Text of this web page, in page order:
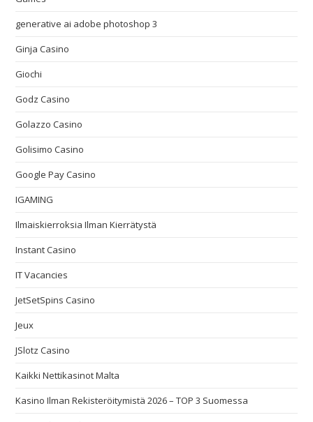
generative ai adobe photoshop 3
Ginja Casino
Giochi
Godz Casino
Golazzo Casino
Golisimo Casino
Google Pay Casino
IGAMING
Ilmaiskierroksia Ilman Kierrätystä
Instant Casino
IT Vacancies
JetSetSpins Casino
Jeux
JSlotz Casino
Kaikki Nettikasinot Malta
Kasino Ilman Rekisteröitymistä 2026 – TOP 3 Suomessa